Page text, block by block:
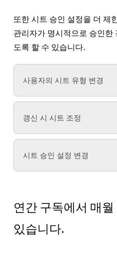
또한 시트 승인 설정을 더 제
관리자가 명시적으로 승인한
도록 할 수 있습니다.
사용자의 시트 유형 변경
파일 브라우저
시트 유형
열에서 사
니다.
갱신 시 시트 조정
습니다.
오거니제이션 또는 엔터프
리에 대해 자세히 알아보세
시트 승인 설정 변경
관리자가 수동으로
연간 구독에서 매
있습니다.